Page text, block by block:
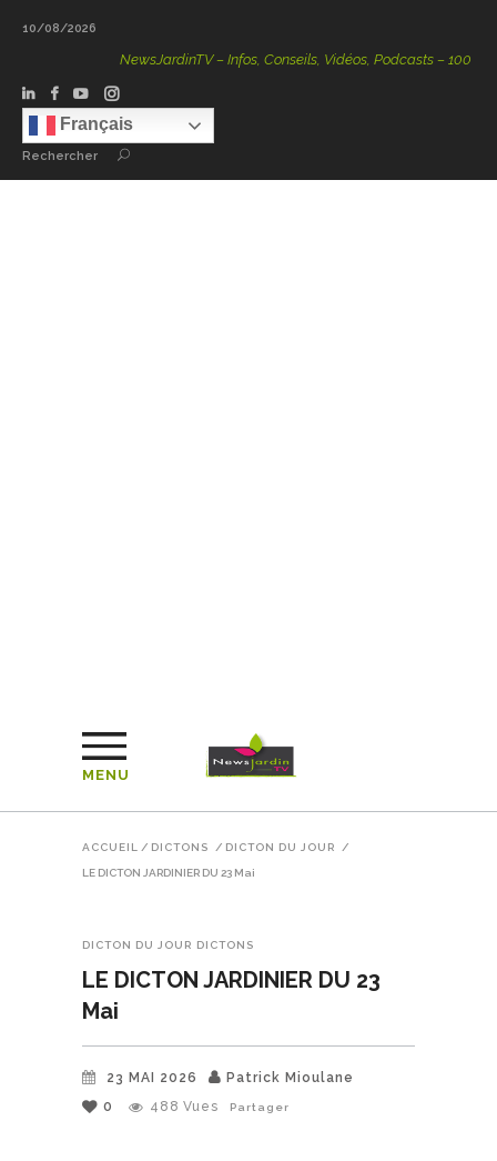
10/08/2026
NewsJardinTV – Infos, Conseils, Vidéos, Podcasts – 100 %
Français
Rechercher
MENU
ACCUEIL / DICTONS / DICTON DU JOUR /
LE DICTON JARDINIER DU 23 Mai
DICTON DU JOUR DICTONS
LE DICTON JARDINIER DU 23
Mai
23 MAI 2026
Patrick Mioulane
0
488 Vues Partager